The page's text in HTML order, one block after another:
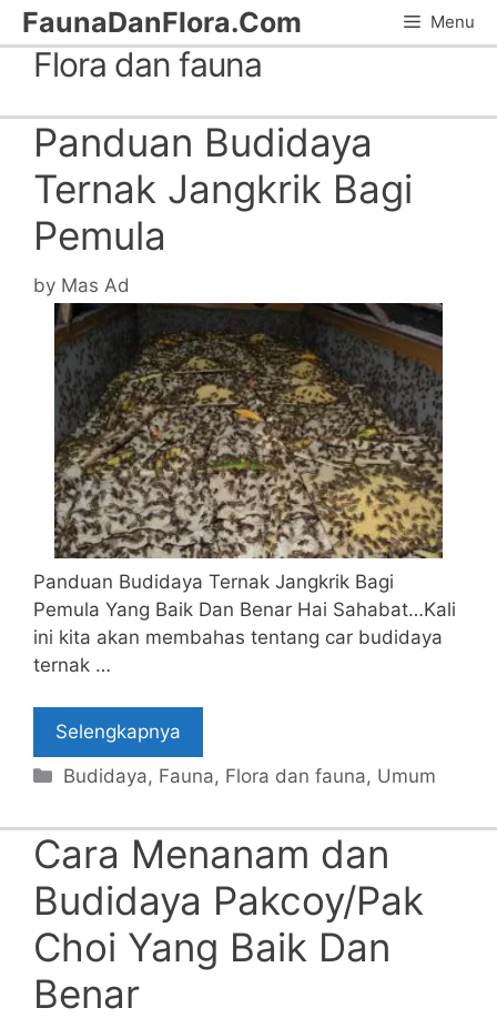
Skip
to
content
FaunaDanFlora.Com Menu
Flora dan fauna
Panduan Budidaya
Ternak Jangkrik Bagi
Pemula
by Mas Ad
Panduan Budidaya Ternak Jangkrik Bagi
Pemula Yang Baik Dan Benar Hai Sahabat…Kali
ini kita akan membahas tentang car budidaya
ternak …
Selengkapnya
Categories
Budidaya, Fauna, Flora dan fauna, Umum
Cara Menanam dan
Budidaya Pakcoy/Pak
Choi Yang Baik Dan
Benar